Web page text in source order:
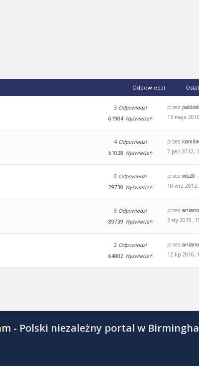
Odpowiedzi
3 Odpowiedzi
61904 Wyświetleń
przez
13 maja
4 Odpowiedzi
51028 Wyświetleń
przez
7 paź 2012,
0 Odpowiedzi
29730 Wyświetleń
przezwb20
10 wrz
9 Odpowiedzi
89739 Wyświetleń
przez
2 sty 2015,
2 Odpowiedzi
64802 Wyświetleń
przez
12 lip 2016,
- Polski niezależny portal w